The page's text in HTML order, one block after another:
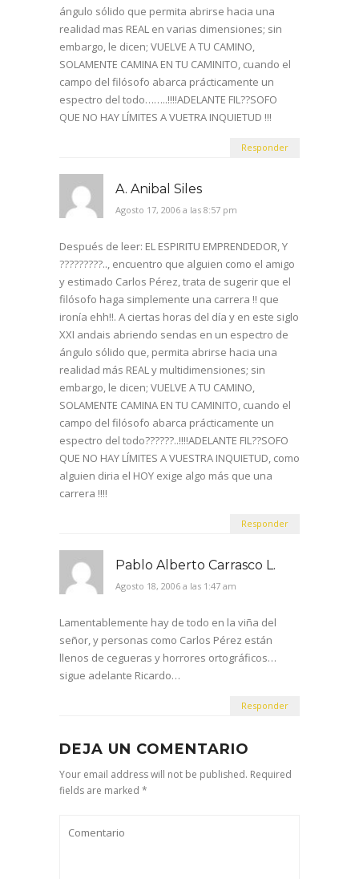
ángulo sólido que permita abrirse hacia una
realidad mas REAL en varias dimensiones; sin
embargo, le dicen; VUELVE A TU CAMINO,
SOLAMENTE CAMINA EN TU CAMINITO, cuando el
campo del filósofo abarca prácticamente un
espectro del todo……..!!!!ADELANTE FIL??SOFO
QUE NO HAY LÍMITES A VUETRA INQUIETUD !!!
Responder
A. Anibal Siles
Agosto 17, 2006 a las 8:57 pm
Después de leer: EL ESPIRITU EMPRENDEDOR, Y
?????????.., encuentro que alguien como el amigo
y estimado Carlos Pérez, trata de sugerir que el
filósofo haga simplemente una carrera !! que
ironía ehh!!. A ciertas horas del día y en este siglo
XXI andais abriendo sendas en un espectro de
ángulo sólido que, permita abrirse hacia una
realidad más REAL y multidimensiones; sin
embargo, le dicen; VUELVE A TU CAMINO,
SOLAMENTE CAMINA EN TU CAMINITO, cuando el
campo del filósofo abarca prácticamente un
espectro del todo??????..!!!!ADELANTE FIL??SOFO
QUE NO HAY LÍMITES A VUESTRA INQUIETUD, como
alguien diria el HOY exige algo más que una
carrera !!!!
Responder
Pablo Alberto Carrasco L.
Agosto 18, 2006 a las 1:47 am
Lamentablemente hay de todo en la viña del
señor, y personas como Carlos Pérez están
llenos de cegueras y horrores ortográficos…
sigue adelante Ricardo…
Responder
DEJA UN COMENTARIO
Your email address will not be published. Required
fields are marked *